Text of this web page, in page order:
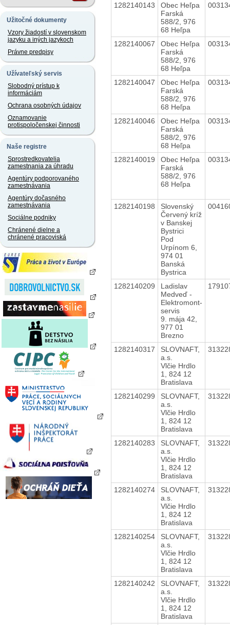
Užitočné dokumenty
Vzory žiadostí v slovenskom
jazyku a iných jazykoch
Právne predpisy
Užívateľský servis
Slobodný prístup k
informáciám
Ochrana osobných údajov
Oznamovanie
protispoločenskej činnosti
Naše registre
Sprostredkovatelia
zamestnania za úhradu
Agentúry podporovaného
zamestnávania
Agentúry dočasného
zamestnávania
Sociálne podniky
Chránené dielne a
chránené pracoviská
1282140143
Obec Heľpa
Farská
588/2, 976
68 Heľpa
1282140067
Obec Heľpa
Farská
588/2, 976
68 Heľpa
1282140047
Obec Heľpa
Farská
588/2, 976
68 Heľpa
1282140046
Obec Heľpa
Farská
588/2, 976
68 Heľpa
1282140019
Obec Heľpa
Farská
588/2, 976
68 Heľpa
1282140198
Slovenský
Červený kríž
v Banskej
Bystrici
Pod
Urpínom 6,
974 01
Banská
Bystrica
1282140209
Ladislav
Medveď -
Elektromont-
servis
9. mája 42,
977 01
Brezno
1282140317
SLOVNAFT,
a.s.
Vlčie Hrdlo
1, 824 12
Bratislava
1282140299
SLOVNAFT,
a.s.
Vlčie Hrdlo
1, 824 12
Bratislava
1282140283
SLOVNAFT,
a.s.
Vlčie Hrdlo
1, 824 12
Bratislava
1282140274
SLOVNAFT,
a.s.
Vlčie Hrdlo
1, 824 12
Bratislava
1282140254
SLOVNAFT,
a.s.
Vlčie Hrdlo
1, 824 12
Bratislava
1282140242
SLOVNAFT,
a.s.
Vlčie Hrdlo
1, 824 12
Bratislava